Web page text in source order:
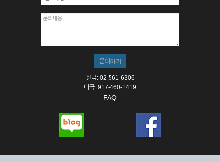
한국: 02-561-6306
미국: 917-460-1419
FAQ